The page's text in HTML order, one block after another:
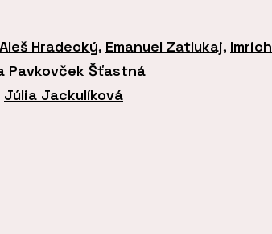
Aleš Hradecký, Emanuel Zatlukaj, Imrich
Pavkovček Šťastná
Júlia Jackulíková